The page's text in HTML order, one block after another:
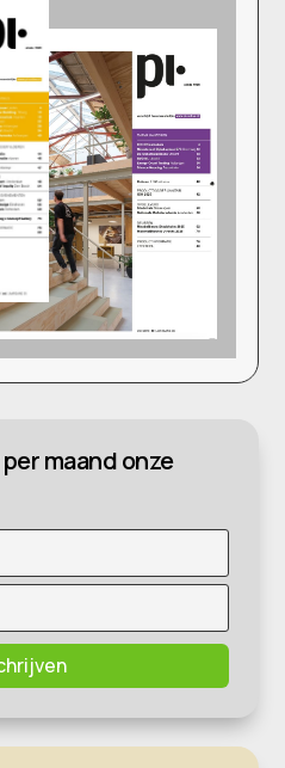
maand onze